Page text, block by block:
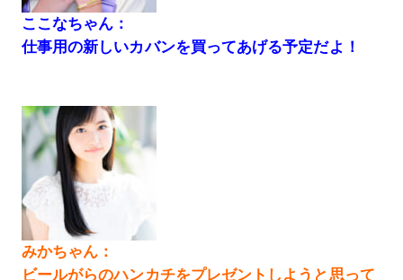
ここなちゃん：
仕事用の新しいカバンを買ってあげる予定だよ！
みかちゃん：
ビールがらのハンカチをプレゼントしようと思って